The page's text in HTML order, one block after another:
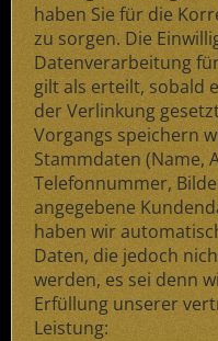
haben Sie für die
zu sorgen. Die
Datenverarbeitung
gilt als erteilt, sobald
der Verlinkung
Vorgangs speichern
Stammdaten (Name,
Telefonnummer,
angegebene
haben wir
Daten, die jedoch
werden, es sei denn
Erfüllung unserer
Leistung: